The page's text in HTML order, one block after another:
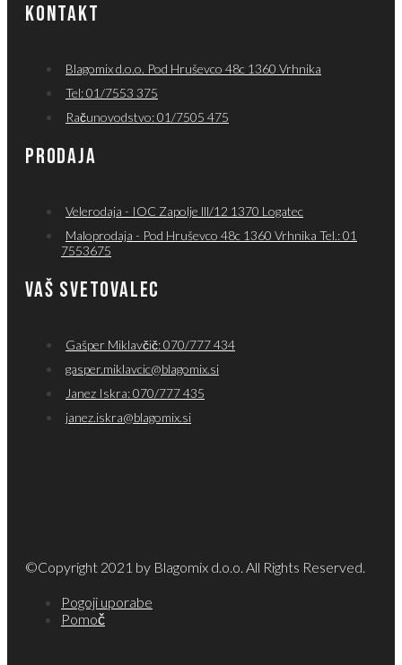
KONTAKT
Blagomix d.o.o. Pod Hruševco 48c 1360 Vrhnika
Tel: 01/7553 375
Računovodstvo: 01/7505 475
PRODAJA
Velerodaja - IOC Zapolje lll/12 1370 Logatec
Maloprodaja - Pod Hruševco 48c 1360 Vrhnika Tel.: 01
7553675
VAŠ SVETOVALEC
Gašper Miklavčič: 070/777 434
gasper.miklavcic@blagomix.si
Janez Iskra: 070/777 435
janez.iskra@blagomix.si
©Copyright 2021 by Blagomix d.o.o. All Rights Reserved.
Pogoji uporabe
Pomoč